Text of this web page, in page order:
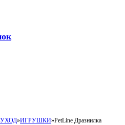
»ИГРУШКИ»PetLine Дразнилка